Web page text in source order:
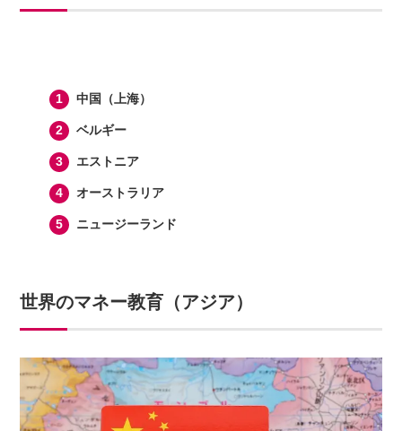
中国（上海）
ベルギー
エストニア
オーストラリア
ニュージーランド
世界のマネー教育（アジア）